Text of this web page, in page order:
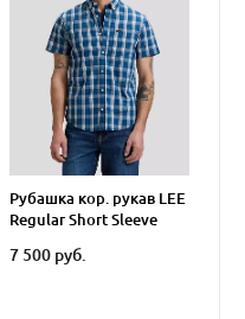
Рубашка кор. рукав LEE
Regular Short Sleeve
7 500 руб.